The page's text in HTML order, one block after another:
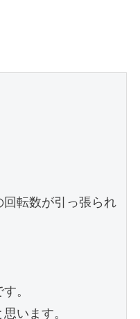
転数が引っ張られ
。
います。